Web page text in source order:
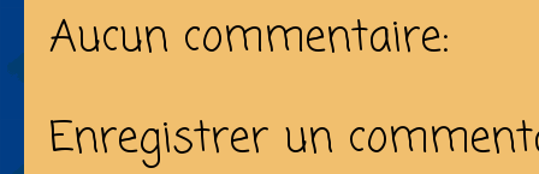
Aucun commentaire:
Enregistrer un